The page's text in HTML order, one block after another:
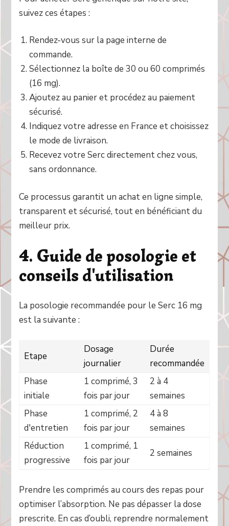
suivez ces étapes :
Rendez-vous sur la page interne de
commande.
Sélectionnez la boîte de 30 ou 60 comprimés
(16 mg).
Ajoutez au panier et procédez au paiement
sécurisé.
Indiquez votre adresse en France et choisissez
le mode de livraison.
Recevez votre Serc directement chez vous,
sans ordonnance.
Ce processus garantit un achat en ligne simple,
transparent et sécurisé, tout en bénéficiant du
meilleur prix.
4. Guide de posologie et
conseils d'utilisation
La posologie recommandée pour le Serc 16 mg
est la suivante :
Etape
Dosage
journalier
Durée
recommandée
Phase
initiale
1 comprimé, 3
fois par jour
2 à 4
semaines
Phase
d'entretien
1 comprimé, 2
fois par jour
4 à 8
semaines
Réduction
progressive
1 comprimé, 1
fois par jour
2 semaines
Prendre les comprimés au cours des repas pour
optimiser l’absorption. Ne pas dépasser la dose
prescrite. En cas d’oubli, reprendre normalement